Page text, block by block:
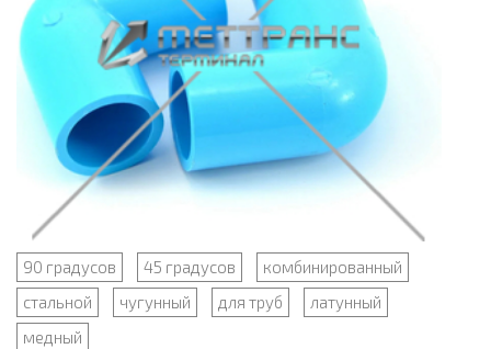
90 градусов 45 градусов
комбинированный
стальной
чугунный для труб
латунный
медный